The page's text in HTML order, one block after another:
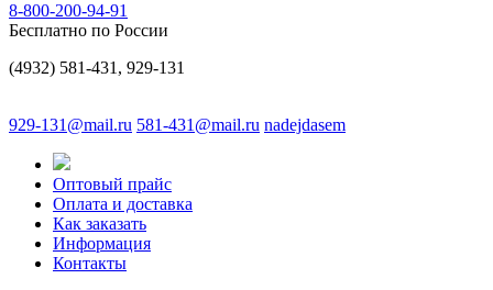
8-800-200-94-91
Бесплатно по России
(4932) 581-431, 929-131
929-131@mail.ru 581-431@mail.ru nadejdasem
Оптовый прайс
Оплата и доставка
Как заказать
Информация
Контакты